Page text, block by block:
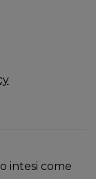
intesi come